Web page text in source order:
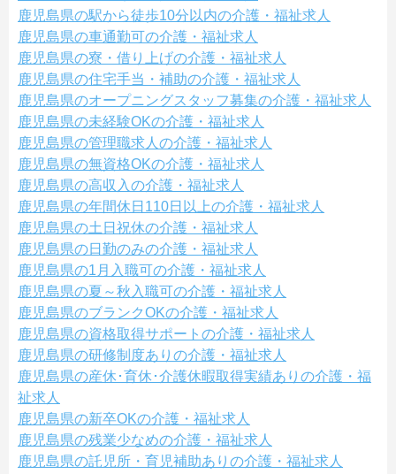
鹿児島県の駅から徒歩10分以内の介護・福祉求人
鹿児島県の車通勤可の介護・福祉求人
鹿児島県の寮・借り上げの介護・福祉求人
鹿児島県の住宅手当・補助の介護・福祉求人
鹿児島県のオープニングスタッフ募集の介護・福祉求人
鹿児島県の未経験OKの介護・福祉求人
鹿児島県の管理職求人の介護・福祉求人
鹿児島県の無資格OKの介護・福祉求人
鹿児島県の高収入の介護・福祉求人
鹿児島県の年間休日110日以上の介護・福祉求人
鹿児島県の土日祝休の介護・福祉求人
鹿児島県の日勤のみの介護・福祉求人
鹿児島県の1月入職可の介護・福祉求人
鹿児島県の夏～秋入職可の介護・福祉求人
鹿児島県のブランクOKの介護・福祉求人
鹿児島県の資格取得サポートの介護・福祉求人
鹿児島県の研修制度ありの介護・福祉求人
鹿児島県の産休･育休･介護休暇取得実績ありの介護・福
祉求人
鹿児島県の新卒OKの介護・福祉求人
鹿児島県の残業少なめの介護・福祉求人
鹿児島県の託児所・育児補助ありの介護・福祉求人